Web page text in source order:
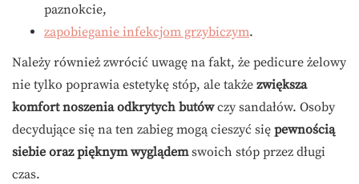
paznokcie,
zapobieganie infekcjom grzybiczym.
Należy również zwrócić uwagę na fakt, że pedicure żelowy
nie tylko poprawia estetykę stóp, ale także zwiększa
komfort noszenia odkrytych butówczy sandałów. Osoby
decydujące się na ten zabieg mogą cieszyć się pewnością
siebie oraz pięknym wyglądemswoich stóp przez długi
czas.